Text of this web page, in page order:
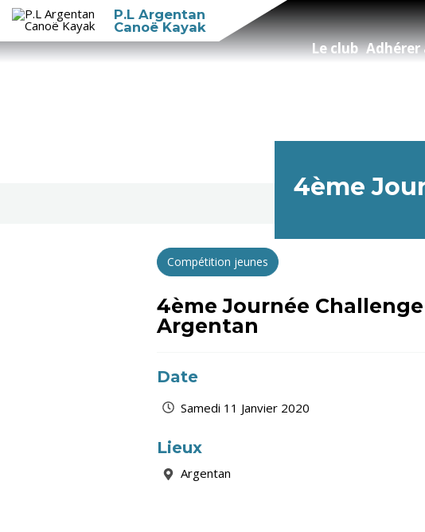
P.L Argentan
Canoë Kayak
Le club Adhérer
4ème
Compétition jeunes
4ème Journée
Argentan
Date
Samedi 11 Janvier 2020
Lieux
Argentan